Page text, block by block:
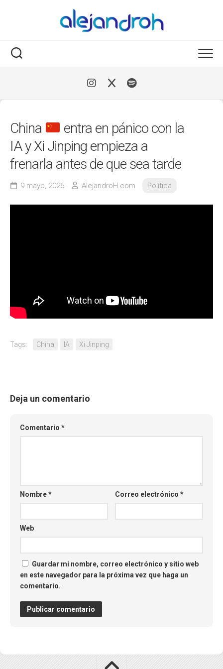
China
entra en pánico con la
IA y Xi Jinping empieza a
frenarla antes de que sea tarde
9 mayo, 2026 AlejandroH.com Política
Tags: China IA Xi Jinping
Deja un comentario
Comentario *
Nombre* Correo electrónico*
Web
Guardar mi nombre, correo electrónico y sitio web
en este navegador para la próxima vez que haga un
comentario.